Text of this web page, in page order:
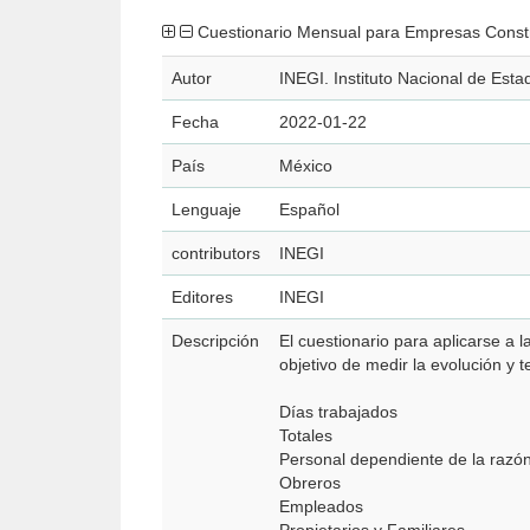
Cuestionario Mensual para Empresas
Autor INEGI. Instituto Nacional de
Fecha 2022-01-22
País México
Lenguaje Español
contributors INEGI
Editores INEGI
Descripción
El cuestionario para aplicarse a
objetivo de medir la evolución y
Días trabajados
Totales
Personal dependiente de la
Obreros
Empleados